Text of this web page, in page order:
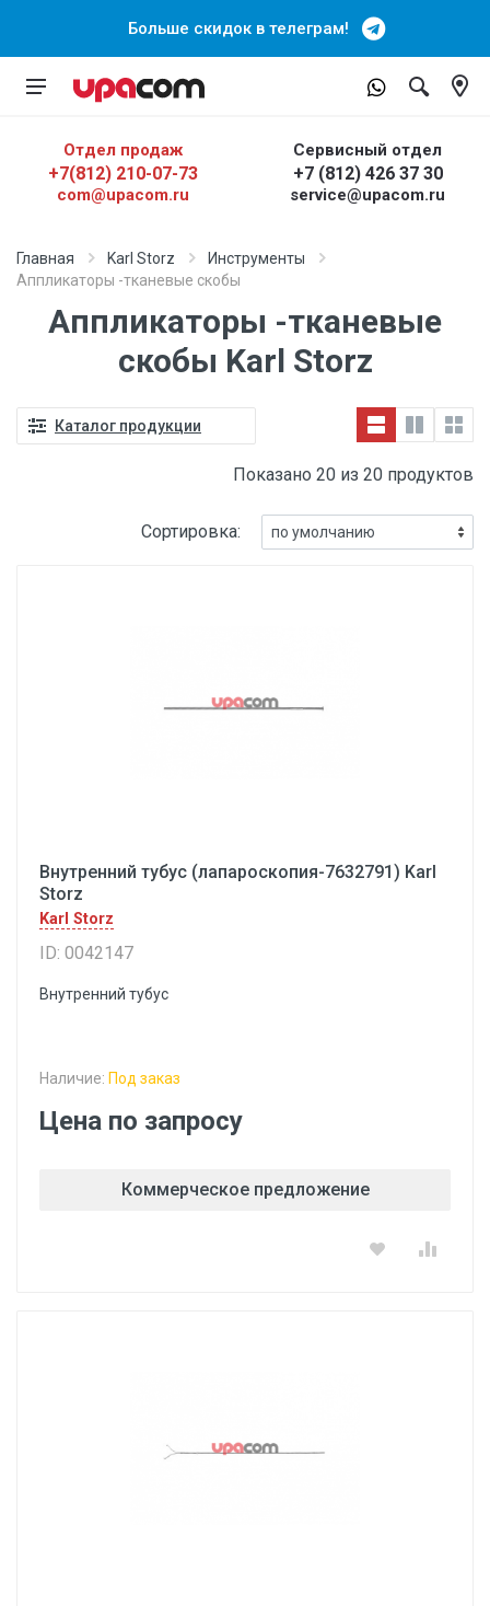
Больше скидок в телеграм!
Отдел продаж
+7(812) 210-07-73
com@upacom.ru
Сервисный отдел
+7 (812) 426 37 30
service@upacom.ru
Главная Karl Storz
Инструменты
Аппликаторы -тканевые скобы
Аппликаторы -тканевые
скобы Karl Storz
Каталог продукции
Показано 20 из 20 продуктов
Сортировка:
Внутренний тубус (лапароскопия-7632791) Karl
Storz
Karl Storz
ID: 0042147
Внутренний тубус
Наличие: Под заказ
Цена по запросу
Коммерческое предложение